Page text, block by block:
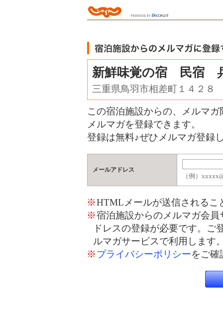
新鮮味覚の宿 民宿
三重県鳥羽市相差町１４２８
この宿泊施設からの、メルマ
メルマガを登録できます。
登録は無料♪ぜひメルマガ登録
メールアドレス
（例）
※HTMLメールが送信されるこ
※宿泊施設からのメルマガ会
ドレスの登録が必要です。ご
ルマガサービスで利用します
※プライバシーポリシーをご確